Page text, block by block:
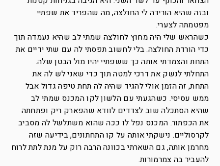
ובזה שהיא הורידה לי החולצה, מה שהפריד את שפתיי
מפטמתה לצערי.
כשהראש שלי היה מחוץ לחולצה שמתי לב שהיא נעמדה תוך
כדי הורדת החולצה. בלי לחשוב תפסתי לה עם שתי ידיים את
התחת והצמדתי אותה כך ששפתיי יהיו מול הבטן שלה.
התחלתי לנשק את דרכי למטה תוך כדי שאני לש לה את
התחת, זה הזמן אולי להגיד שהיה לה תחת טיפה גדול אבל
ממש עסיסי. כשהגעתי עם הלשון לקו המכנס שמתי לב
שהיא הסתכלה שוב לצדדים לוודא שהפארק ריק ופתחתה
את הכפתור. המכנס נפל לו ככה שהוא משתלשל לה מסביב
לקרסוליים. נישקתי אותה על קו התחתונים, בידיעה שזה
מחרמן אותה, גם השארתי בכוונה הרבה רוק על מנת לתת לרוח
להעביר בה צמרמורות.